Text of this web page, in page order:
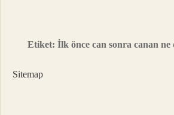
Etiket:İlk önce can sonra canan ne
Sitemap